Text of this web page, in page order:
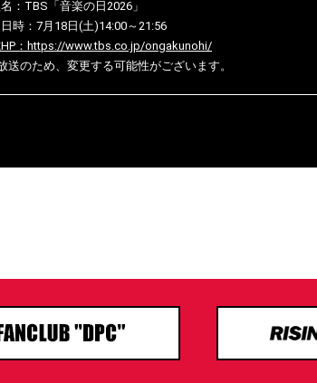
：TBS「音楽の日2026」
時：7月18日(土)14:00～21:56
：https://www.tbs.co.jp/ongakunohi/
送のため、変更する可能性がございます。